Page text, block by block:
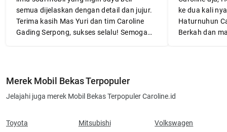
semua dijelaskan dengan detail dan jujur.
Terima kasih Mas Yuri dan tim Caroline
Gading Serpong, sukses selalu! Semoga
ke dua kali
Haturnuhun
Berkah dan
Merek Mobil Bekas Terpopuler
Jelajahi juga merek Mobil Bekas Terpopuler Caroline.id
Toyota Mitsubishi Volkswagen